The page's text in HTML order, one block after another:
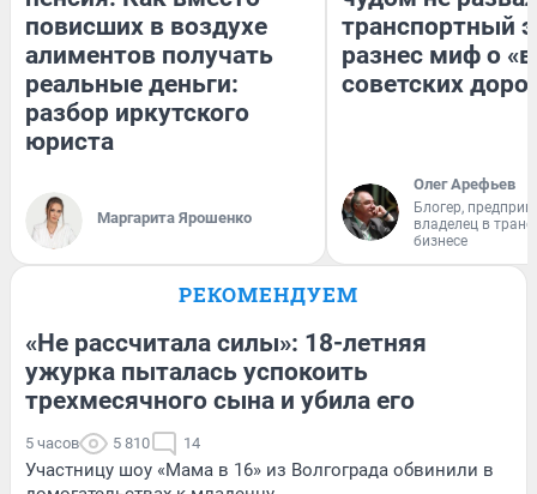
повисших в воздухе
алиментов получать
реальные деньги:
разбор иркутского
юриста
Маргарита Ярошенко
транспортный
разнес миф о
советских
Олег Арефьев
Блогер,
владелец в
бизнесе
РЕКОМЕНДУЕМ
«Не рассчитала силы»: 18-летняя
ужурка пыталась успокоить
трехмесячного сына и убила его
5 часов 5 810 14
Участницу шоу «Мама в 16» из Волгограда обвинили в